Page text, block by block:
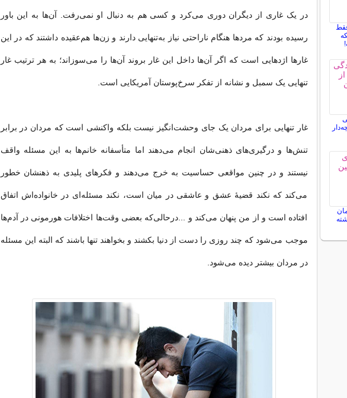
در یک غاری از دیگران دوری می‌کرد و کسی هم به دنبال او نمی‌رفت. آن‌ها به این باور
رسیده بودند که مردها هنگام ناراحتی نیاز به‌تنهایی دارند و زن‌ها هم‌عقیده داشتند که در این
غارها اژدهایی است که اگر آن‌ها داخل این غار بروند آن‌ها را می‌سوزاند؛ به هر ترتیب غار
تنهایی یک سمبل و نشانه از تفکر سرخ‌پوستان آمریکایی است.
غار تنهایی برای مردان یک جای وحشت‌انگیز نیست بلکه واکنشی است که مردان در برابر
تنش‌ها و درگیری‌های ذهنی‌شان انجام می‌دهند اما متأسفانه خانم‌ها به این مسئله واقف
نیستند و در چنین مواقعی حساسیت به خرج می‌دهند و فکرهای پلیدی به ذهنشان خطور
می‌کند که نکند قضیهٔ عشق و عاشقی در میان است، نکند مسئله‌ای در خانواده‌اش اتفاق
افتاده است و از من پنهان می‌کند و ...درحالی‌که بعضی وقت‌ها اختلافات هورمونی در آدم‌ها
موجب می‌شود که چند روزی را دست از دنیا بکشند و بخواهند تنها باشند که البته این مسئله
در مردان بیشتر دیده می‌شود.